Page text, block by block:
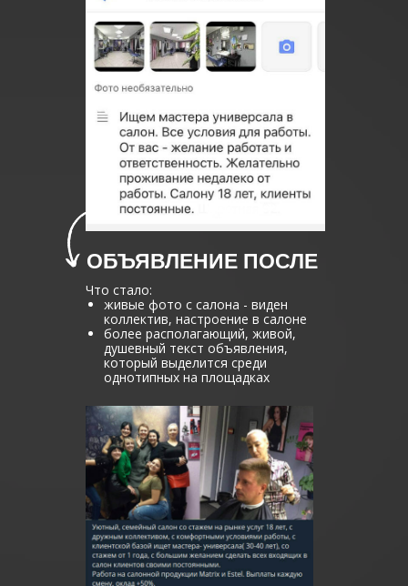
Уже сейчас вы сможете четко
потенциал вашего будущего салона,
понять, какой бюджет вам необходим
Так вы заранее сможете
подготовиться к открытию.
Что стало:
живые фото с салона - виден
коллектив, настроение в салоне
более располагающий, живой,
душевный текст объявления,
который выделится среди
однотипных на площадках
ОБЪЯВЛЕНИЕ ПОСЛЕ